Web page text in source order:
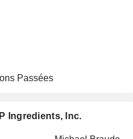
Passées
Ingredients, Inc.